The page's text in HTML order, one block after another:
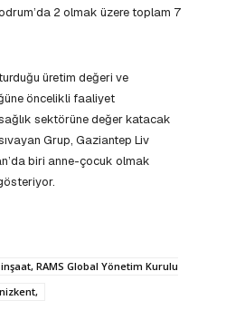
2 olmak üzere toplam 7
üretim değeri ve
öncelikli faaliyet
sektörüne değer katacak
Grup, Gaziantep Liv
biri anne-çocuk olmak
RAMS Global Yönetim Kurulu